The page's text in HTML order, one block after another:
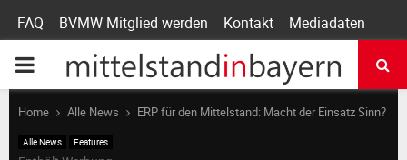
FAQ BVMW Mitglied werden Kontakt Mediadaten
P
R
Home Alle News ERP für den Mittelstand: Macht der Einsatz Sinn?
Alle News Features